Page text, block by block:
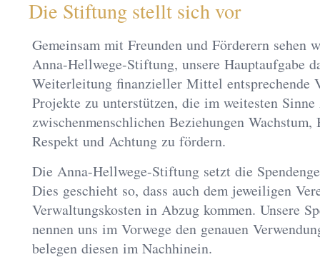
Die Stiftung stellt sich vor
Gemeinsam mit Freunden und Förderern sehen
Anna-Hellwege-Stiftung, unsere Hauptaufgabe
Weiterleitung finanzieller Mittel entsprechende
Projekte zu unterstützen, die im weitesten
zwischenmenschlichen Beziehungen
Respekt und Achtung zu fördern.
Die Anna-Hellwege-Stiftung setzt die
Dies geschieht so, dass auch dem jeweiligen
Verwaltungskosten in Abzug kommen. Unsere
nennen uns im Vorwege den genauen
belegen diesen im Nachhinein.